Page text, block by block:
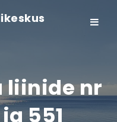
Toggle
liinide nr
551